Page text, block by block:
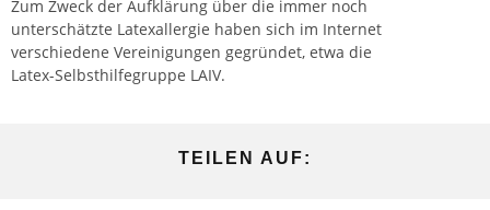
Zum Zweck der Aufklärung über die immer noch
unterschätzte Latexallergie haben sich im Internet
verschiedene Vereinigungen gegründet, etwa die
Latex-Selbsthilfegruppe LAIV.
TEILEN AUF: